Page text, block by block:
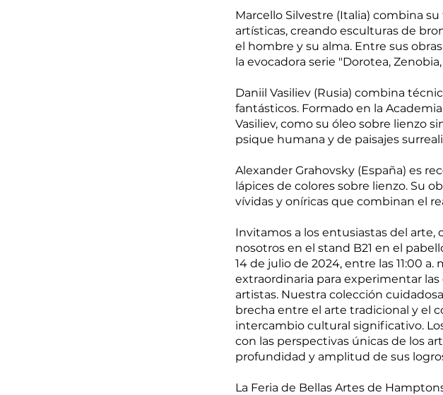
Marcello Silvestre (Italia) combina
artísticas, creando esculturas de
el hombre y su alma. Entre sus
la evocadora serie "Dorotea, Zenobia,
Daniil Vasiliev (Rusia) combina
fantásticos. Formado en la
Vasiliev, como su óleo sobre lienzo
psique humana y de paisajes
Alexander Grahovsky (España) es
lápices de colores sobre lienzo. Su
vívidas y oníricas que combinan el
Invitamos a los entusiastas del arte,
nosotros en el stand B21 en el
14 de julio de 2024, entre las 11:00
extraordinaria para experimentar
artistas. Nuestra colección
brecha entre el arte tradicional y el
intercambio cultural significativo.
con las perspectivas únicas de los
profundidad y amplitud de sus
La Feria de Bellas Artes de